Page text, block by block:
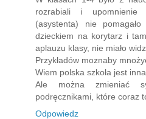
rozrabiali i upomnienie
(asystenta) nie
dzieckiem na korytarz i
aplauzu klasy, nie miało
Przykładów moznaby
Wiem polska szkoła jest
Ale można zmieniać
podręcznikami, które coraz
Odpowiedz